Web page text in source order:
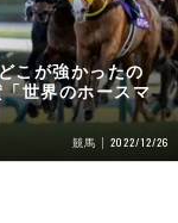
こが強かったの
世界のホースマ
競馬 2022/12/26